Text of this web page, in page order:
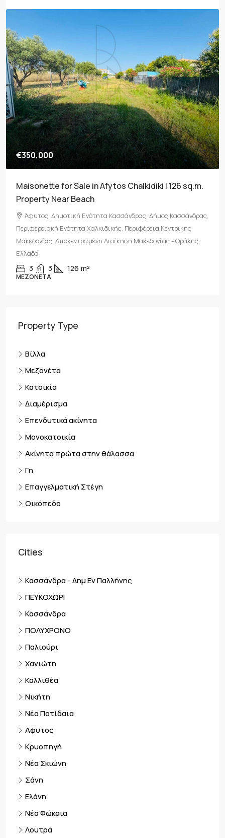
€350,000
Maisonette for Sale in Afytos Chalkidiki | 126 sq.m.
Property Near Beach
Άφυτος, Δημοτική Ενότητα Κασσάνδρας, Δήμος Κασσάνδρας,
Περιφερειακή Ενότητα Χαλκιδικής, Περιφέρεια Κεντρικής
Μακεδονίας, Αποκεντρωμένη Διοίκηση Μακεδονίας - Θράκης,
Ελλάδα
3 3 126 m²
ΜΕΖΟΝΈΤΑ
Property Type
Βίλλα
Μεζονέτα
Κατοικία
Διαμέρισμα
Επενδυτικά ακίνητα
Μονοκατοικία
Ακίνητα πρώτα στην θάλασσα
Γη
Επαγγελματική Στέγη
Οικόπεδο
Cities
Κασσάνδρα - Δημ Εν Παλλήνης
ΠΕΥΚΟΧΩΡΙ
Κασσάνδρα
ΠΟΛΥΧΡΟΝΟ
Παλιούρι
Χανιώτη
Καλλιθέα
Νικήτη
Νέα Ποτίδαια
Αφυτος
Κρυοπηγή
Νέα Σκιώνη
Σάνη
Ελάνη
Νέα Φώκαια
Λουτρά